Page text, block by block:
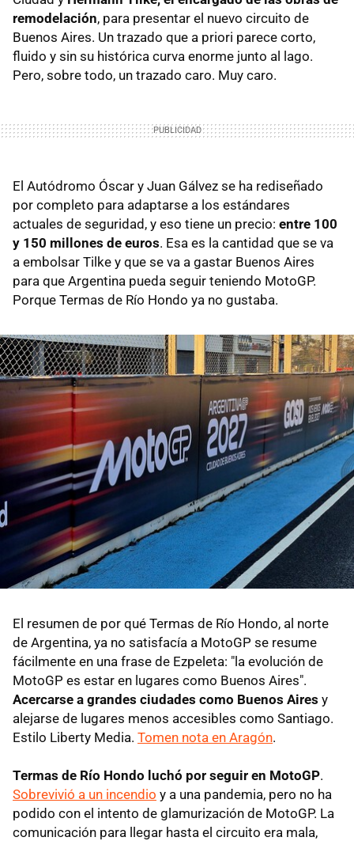
remodelación, para presentar el nuevo circuito de
Buenos Aires. Un trazado que a priori parece corto,
fluido y sin su histórica curva enorme junto al lago.
Pero, sobre todo, un trazado caro. Muy caro.
El Autódromo Óscar y Juan Gálvez se ha rediseñado
por completo para adaptarse a los estándares
actuales de seguridad, y eso tiene un precio: entre 100
y 150 millones de euros. Esa es la cantidad que se va
a embolsar Tilke y que se va a gastar Buenos Aires
para que Argentina pueda seguir teniendo MotoGP.
Porque Termas de Río Hondo ya no gustaba.
El resumen de por qué Termas de Río Hondo, al norte
de Argentina, ya no satisfacía a MotoGP se resume
fácilmente en una frase de Ezpeleta: "la evolución de
MotoGP es estar en lugares como Buenos Aires".
Acercarse a grandes ciudades como Buenos Aires y
alejarse de lugares menos accesibles como Santiago.
Estilo Liberty Media. Tomen nota en Aragón.
Termas de Río Hondo luchó por seguir en MotoGP.
Sobrevivió a un incendio y a una pandemia, pero no ha
podido con el intento de glamurización de MotoGP. La
comunicación para llegar hasta el circuito era mala,